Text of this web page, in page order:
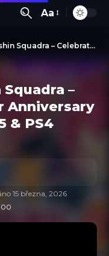
Aa
Year Anniversary Season 4 Trailer | PS5 & PS4 Games
–
Anniversary
& PS4
15 března, 2026